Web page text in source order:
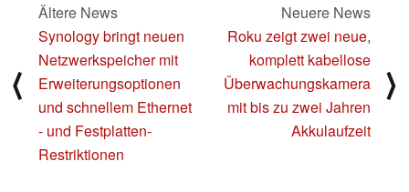
⟨
Ältere News
Synology bringt neuen
Netzwerkspeicher mit
Erweiterungsoptionen
und schnellem Ethernet
- und Festplatten-
Restriktionen
Neuere News
Roku zeigt zwei neue,
komplett kabellose
Überwachungskamera
mit bis zu zwei Jahren
Akkulaufzeit
⟩